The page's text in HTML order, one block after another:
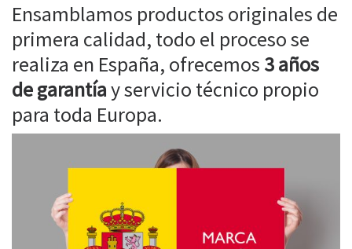
Ensamblamos productos originales de
primera calidad, todo el proceso se
realiza en España, ofrecemos 3 años
de garantíay servicio técnico propio
para toda Europa.